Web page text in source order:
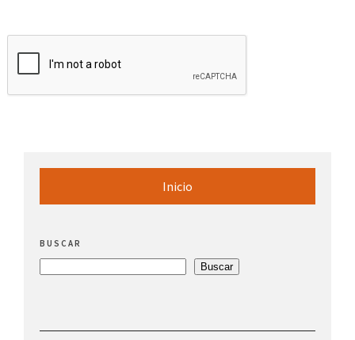
Inicio
BUSCAR
Buscar